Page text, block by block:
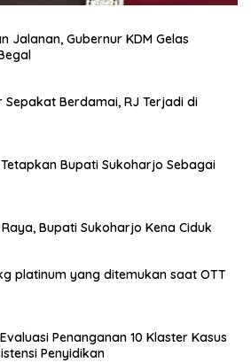
Jalanan, Gubernur KDM Gelas
Berdamai, RJ Terjadi di
Tetapkan Bupati Sukoharjo Sebagai
Bupati Sukoharjo Kena Ciduk
platinum yang ditemukan saat OTT
Penanganan 10 Klaster Kasus
Penyidikan